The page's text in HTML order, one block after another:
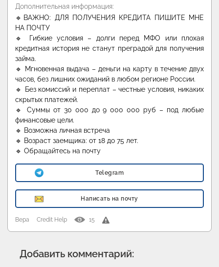
Дополнительная информация:
🔹ВАЖНО: ДЛЯ ПОЛУЧЕНИЯ КРЕДИТА ПИШИТЕ МНЕ
НА ПОЧТУ
🔹 Гибкие условия – долги перед МФО или плохая
кредитная история не станут преградой для получения
займа.
🔹 Мгновенная выдача – деньги на карту в течение двух
часов, без лишних ожиданий в любом регионе России.
🔹 Без комиссий и переплат – честные условия, никаких
скрытых платежей.
🔹 Суммы от 30 000 до 9 000 000 руб – под любые
финансовые цели.
🔹 Возможна личная встреча
🔹 Возраст заемщика: от 18 до 75 лет.
🔹 Обращайтесь на почту
Telegram
Написать на почту
Вера Credit Help 15
Добавить комментарий: